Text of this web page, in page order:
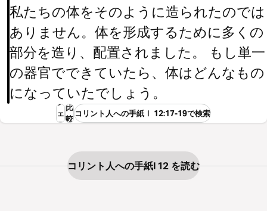
私たちの体をそのように造られたのでは
ありません。体を形成するために多くの
部分を造り、配置されました。 もし単一
の器官でできていたら、体はどんなもの
になっていたでしょう。
シ
ェ
ア
比
較
コリント人への手紙Ⅰ 12:17-19で検索
コリント人への手紙Ⅰ 12 を読む